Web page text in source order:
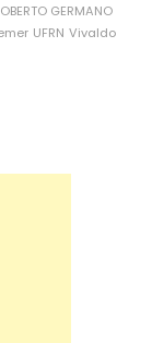
GERMANO
UFRN Vivaldo